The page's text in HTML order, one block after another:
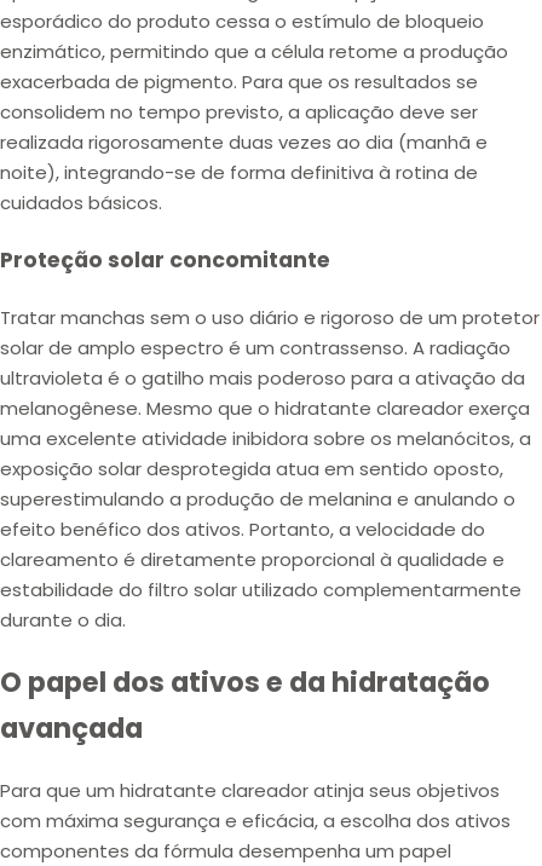
esporádico do produto cessa o estímulo de bloqueio
enzimático, permitindo que a célula retome a produção
exacerbada de pigmento. Para que os resultados se
consolidem no tempo previsto, a aplicação deve ser
realizada rigorosamente duas vezes ao dia (manhã e
noite), integrando-se de forma definitiva à rotina de
cuidados básicos.
Proteção solar concomitante
Tratar manchas sem o uso diário e rigoroso de um protetor
solar de amplo espectro é um contrassenso. A radiação
ultravioleta é o gatilho mais poderoso para a ativação da
melanogênese. Mesmo que o hidratante clareador exerça
uma excelente atividade inibidora sobre os melanócitos, a
exposição solar desprotegida atua em sentido oposto,
superestimulando a produção de melanina e anulando o
efeito benéfico dos ativos. Portanto, a velocidade do
clareamento é diretamente proporcional à qualidade e
estabilidade do filtro solar utilizado complementarmente
durante o dia.
O papel dos ativos e da hidratação
avançada
Para que um hidratante clareador atinja seus objetivos
com máxima segurança e eficácia, a escolha dos ativos
componentes da fórmula desempenha um papel